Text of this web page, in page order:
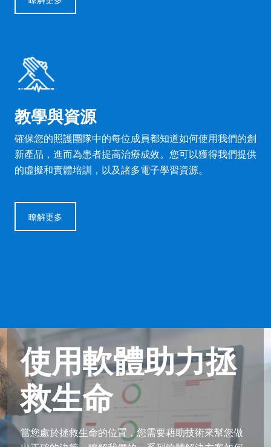
教學與資源
確保您的照護團隊中的每位成員都知道如何使用我們的創
新產品，進而為患者提高治療成效。您可以獲得我們提供
的虛擬和實體培訓，以及諸多電子學習資源。
瞭解更多
使用軟體助力拯
救生命
當您處於拯救生命的位置，您需要藉助技術來幫您做
使用軟體助力拯
救生命
當您處於拯救生命的位置，您需要藉助技術來幫您做
使用軟體助力拯
救生命
當您處於拯救生命的位置，您需要藉助技術來幫您做